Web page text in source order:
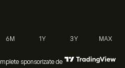
6M 1Y 3Y MAX
sponsorizate de